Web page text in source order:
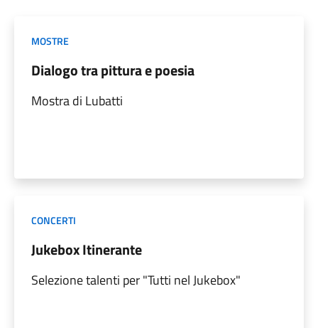
MOSTRE
Dialogo tra pittura e poesia
Mostra di Lubatti
CONCERTI
Jukebox Itinerante
Selezione talenti per "Tutti nel Jukebox"